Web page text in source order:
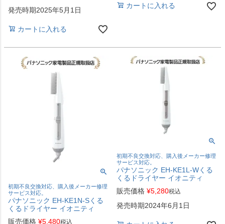
発売時期2025年5月1日
カートに入れる
カートに入れる
初期不良交換対応、購入後メーカー修理
サービス対応。
パナソニック EH-KE1N-Sくる
くるドライヤー イオニティ
販売価格 ¥5,480税込
初期不良交換対応、購入後メーカー修理
サービス対応。
パナソニック EH-KE1L-Wくる
くるドライヤー イオニティ
販売価格 ¥5,280税込
発売時期2024年6月1日